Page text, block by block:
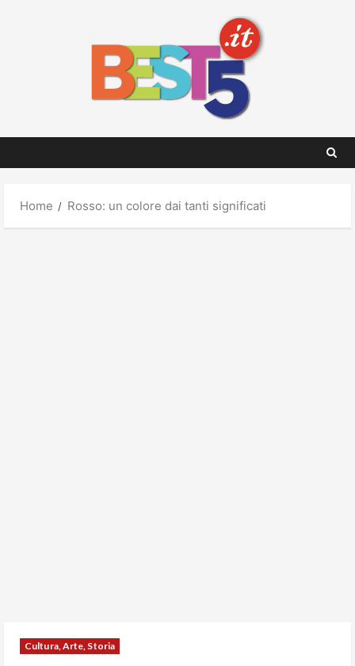
Home Rosso: un colore dai tanti significati
Cultura, Arte, Storia